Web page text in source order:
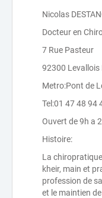
Nicolas
Docteur en
7 Rue Pasteur
92300 Levallois
Metro:Pont de
Tel:01 47 48 94
Ouvert de 9h a
Histoire:
La
kheir, main et
profession de
et le maintien